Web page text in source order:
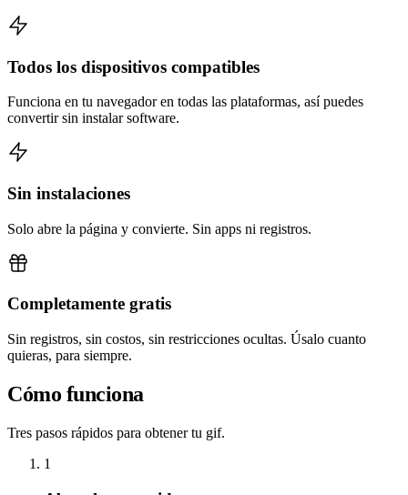
Todos los dispositivos compatibles
Funciona en tu navegador en todas las plataformas, así puedes
convertir sin instalar software.
Sin instalaciones
Solo abre la página y convierte. Sin apps ni registros.
Completamente gratis
Sin registros, sin costos, sin restricciones ocultas. Úsalo cuanto
quieras, para siempre.
Cómo funciona
Tres pasos rápidos para obtener tu gif.
1